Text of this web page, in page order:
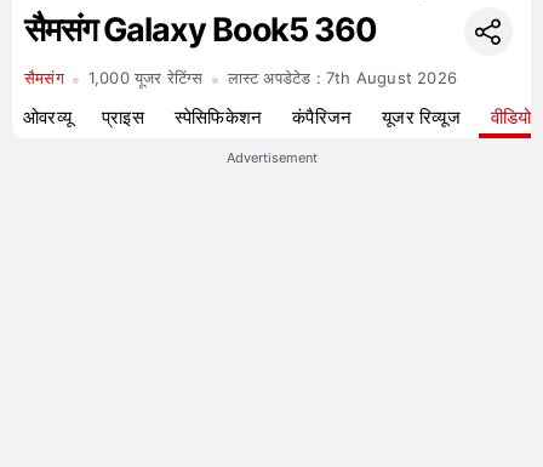
सैमसंग Galaxy Book5 360
सैमसंग 1,000 यूजर रेटिंग्स लास्ट अपडेटेड : 7th August 2026
ओवरव्यू प्राइस स्पेसिफिकेशन कंपैरिजन यूजर रिव्यूज वीडियो
Advertisement